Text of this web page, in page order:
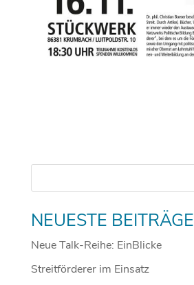
NEUESTE BEITRÄGE
Neue Talk-Reihe: EinBlicke
Streitförderer im Einsatz